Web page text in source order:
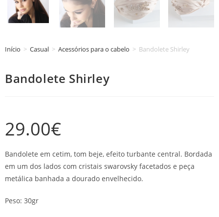
Início > Casual > Acessórios para o cabelo > Bandolete Shirley
Bandolete Shirley
29.00€
Bandolete em cetim, tom beje, efeito turbante central. Bordada
em um dos lados com cristais swarovsky facetados e peça
metálica banhada a dourado envelhecido.
Peso: 30gr